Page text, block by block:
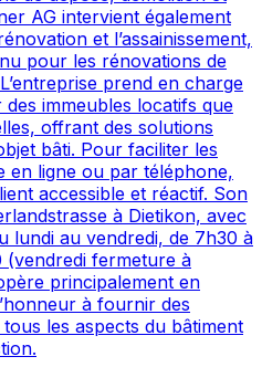
AG intervient également
et l’assainissement,
pour les rénovations de
prend en charge
immeubles locatifs que
offrant des solutions
bâti. Pour faciliter les
en ligne ou par téléphone,
accessible et réactif. Son
à Dietikon, avec
lundi au vendredi, de 7h30 à
(vendredi fermeture à
principalement en
à fournir des
les aspects du bâtiment